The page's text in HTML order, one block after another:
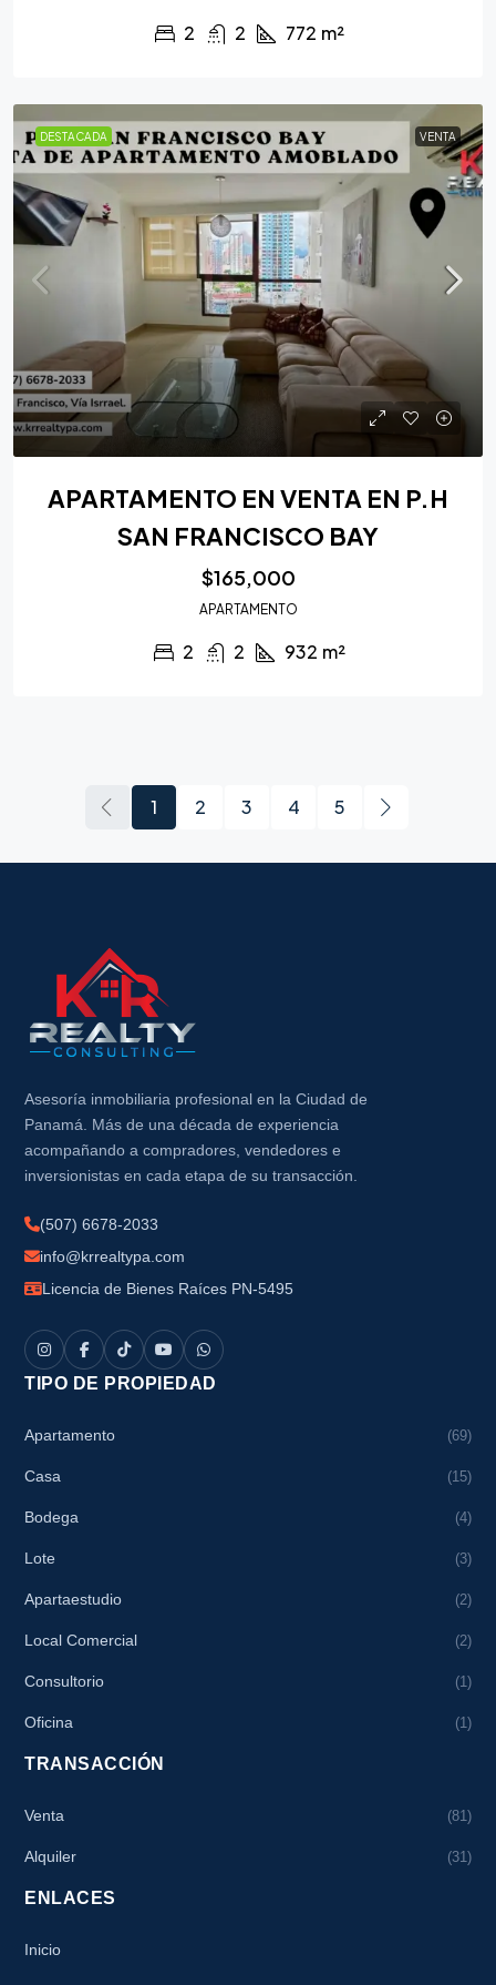
2 2 772 m²
DESTACADA VENTA
APARTAMENTO EN VENTA EN P.H
SAN FRANCISCO BAY
$165,000
APARTAMENTO
2 2 932 m²
1 2 3 4 5
Asesoría inmobiliaria profesional en la Ciudad de
Panamá. Más de una década de experiencia
acompañando a compradores, vendedores e
inversionistas en cada etapa de su transacción.
(507) 6678-2033
info@krrealtypa.com
Licencia de Bienes Raíces PN-5495
TIPO DE PROPIEDAD
Apartamento (69)
Casa (15)
Bodega (4)
Lote (3)
Apartaestudio (2)
Local Comercial (2)
Consultorio (1)
Oficina (1)
TRANSACCIÓN
Venta (81)
Alquiler (31)
ENLACES
Inicio